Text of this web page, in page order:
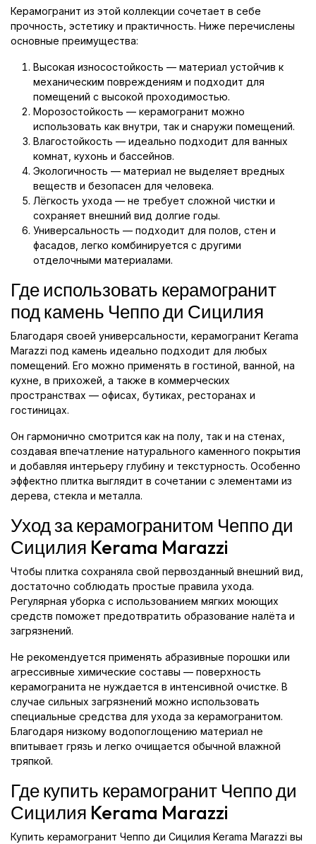
Керамогранит из этой коллекции сочетает в себе
прочность, эстетику и практичность. Ниже перечислены
основные преимущества:
Высокая износостойкость — материал устойчив к
механическим повреждениям и подходит для
помещений с высокой проходимостью.
Морозостойкость — керамогранит можно
использовать как внутри, так и снаружи помещений.
Влагостойкость — идеально подходит для ванных
комнат, кухонь и бассейнов.
Экологичность — материал не выделяет вредных
веществ и безопасен для человека.
Лёгкость ухода — не требует сложной чистки и
сохраняет внешний вид долгие годы.
Универсальность — подходит для полов, стен и
фасадов, легко комбинируется с другими
отделочными материалами.
Где использовать керамогранит
под камень Чеппо ди Сицилия
Благодаря своей универсальности, керамогранит Kerama
Marazzi под камень идеально подходит для любых
помещений. Его можно применять в гостиной, ванной, на
кухне, в прихожей, а также в коммерческих
пространствах — офисах, бутиках, ресторанах и
гостиницах.
Он гармонично смотрится как на полу, так и на стенах,
создавая впечатление натурального каменного покрытия
и добавляя интерьеру глубину и текстурность. Особенно
эффектно плитка выглядит в сочетании с элементами из
дерева, стекла и металла.
Уход за керамогранитом Чеппо ди
Сицилия Kerama Marazzi
Чтобы плитка сохраняла свой первозданный внешний вид,
достаточно соблюдать простые правила ухода.
Регулярная уборка с использованием мягких моющих
средств поможет предотвратить образование налёта и
загрязнений.
Не рекомендуется применять абразивные порошки или
агрессивные химические составы — поверхность
керамогранита не нуждается в интенсивной очистке. В
случае сильных загрязнений можно использовать
специальные средства для ухода за керамогранитом.
Благодаря низкому водопоглощению материал не
впитывает грязь и легко очищается обычной влажной
тряпкой.
Где купить керамогранит Чеппо ди
Сицилия Kerama Marazzi
Купить керамогранит Чеппо ди Сицилия Kerama Marazzi вы